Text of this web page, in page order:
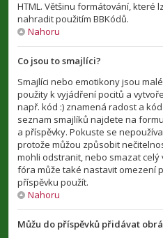
HTML. Většinu formátování, které
nahradit použitím BBKódů.
Nahoru
Co jsou to smajlíci?
Smajlíci nebo emotikony jsou
použity k vyjádření pocitů a
např. kód :) znamená radost a
seznam smajlíků najdete na
a příspěvky. Pokuste se
protože můžou způsobit
mohli odstranit, nebo smazat
fóra může také nastavit omezení
příspěvku použít.
Nahoru
Můžu do příspěvků přidávat